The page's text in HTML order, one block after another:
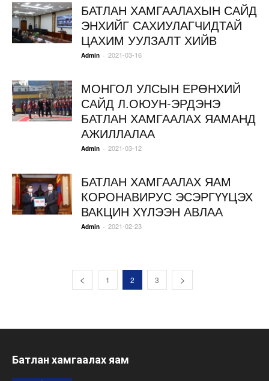
БАТЛАН ХАМГААЛАХЫН САЙД
ЭНХИЙГ САХИУЛАГЧИДТАЙ
ЦАХИМ УУЛЗАЛТ ХИЙВ
Admin - 2021-03-16
МОНГОЛ УЛСЫН ЕРӨНХИЙ
САЙД Л.ОЮУН-ЭРДЭНЭ
БАТЛАН ХАМГААЛАХ ЯАМАНД
АЖИЛЛАЛАА
Admin - 2021-03-12
БАТЛАН ХАМГААЛАХ ЯАМ
КОРОНАВИРУС ЭСЭРГҮҮЦЭХ
ВАКЦИН ХҮЛЭЭН АВЛАА
Admin - 2021-02-23
1 2 3
Батлан хамгаалах яам